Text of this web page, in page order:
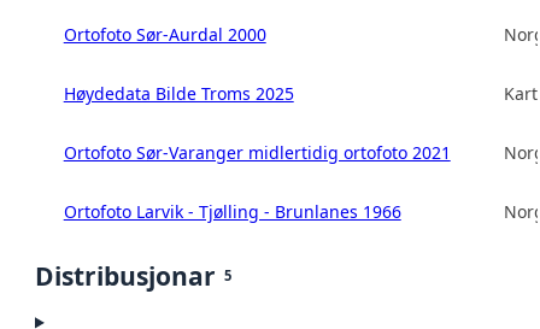
Ortofoto Sør-Aurdal 2000
Høydedata Bilde Troms 2025
Ortofoto Sør-Varanger midlertidig ortofoto 2021
Ortofoto Larvik - Tjølling - Brunlanes 1966
Distribusjonar 5